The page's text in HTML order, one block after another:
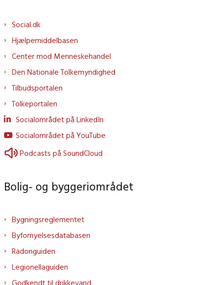
Social.dk
Hjælpemiddelbasen
Center mod Menneskehandel
Den Nationale Tolkemyndighed
Tilbudsportalen
Tolkeportalen
Socialområdet på LinkedIn
Socialområdet på YouTube
Podcasts på SoundCloud
Bolig- og byggeriområdet
Bygningsreglementet
Byfornyelsesdatabasen
Radonguiden
Legionellaguiden
Godkendt til drikkevand